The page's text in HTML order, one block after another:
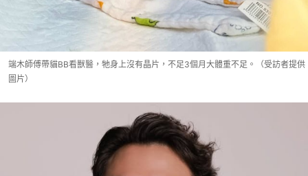
端木師傅帶貓BB看獸醫，牠身上沒有晶片，不足3個月大體重不足。（受訪者提供
圖片）